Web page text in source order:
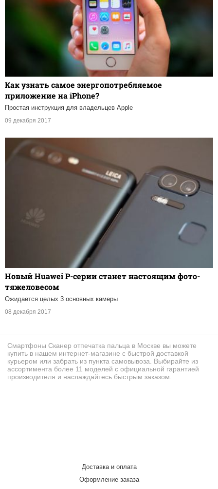
Как узнать самое энергопотребляемое
приложение на iPhone?
Простая инструкция для владельцев Apple
09 декабря 2017
Новый Huawei P-серии станет настоящим фото-
тяжеловесом
Ожидается целых 3 основных камеры
08 декабря 2017
Смартфоны Cканер отпечатка пальца в Москве вы можете
купить в нашем интернет-магазине с быстрой доставкой
курьером или забрать из пункта самовывоза. Выбирайте из
ассортимента более 11 моделей с официальной гарантией
производителя и наслаждайтесь быстрым заказом.
Доставка и оплата
Оформление заказа